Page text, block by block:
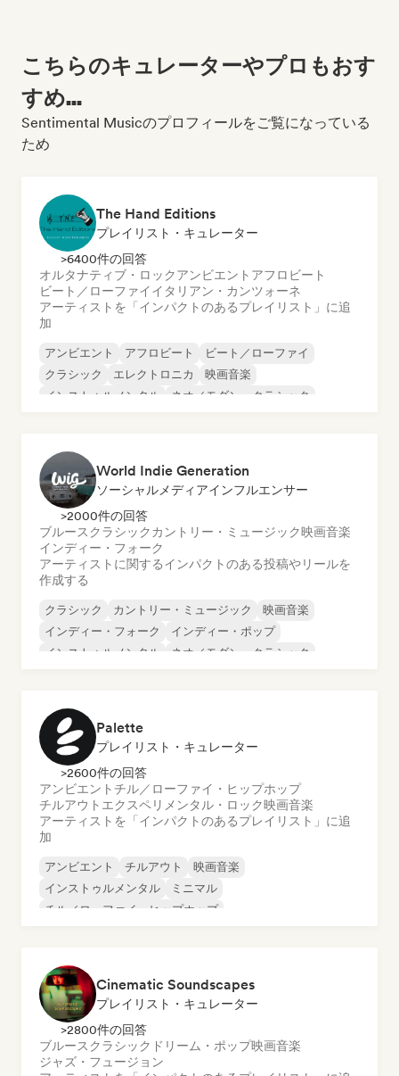
こちらのキュレーターやプロもおす
すめ...
Sentimental Musicのプロフィールをご覧になっている
ため
The Hand Editions
プレイリスト・キュレーター
>6400件の回答
オルタナティブ・ロックアンビエント アフロビート
ビート／ローファイイタリアン・カンツォーネ
アーティストを「インパクトのあるプレイリスト」に追
加
アンビエント アフロビート
ビート／ローファイ
クラシック
エレクトロニカ
映画音楽
インストゥルメンタル
ネオ／モダン・クラシック
World Indie Generation
ソーシャルメディアインフルエンサー
>2000件の回答
ブルースクラシック カントリー・ミュージック映画音楽
インディー・フォーク
アーティストに関するインパクトのある投稿やリールを
作成する
クラシック カントリー・ミュージック
映画音楽
インディー・フォーク
インディー・ポップ
インストゥルメンタル
ネオ／モダン・クラシック
Palette
プレイリスト・キュレーター
>2600件の回答
アンビエント チル／ローファイ・ヒップホップ
チルアウト エクスペリメンタル・ロック映画音楽
アーティストを「インパクトのあるプレイリスト」に追
加
アンビエント チルアウト
映画音楽
インストゥルメンタル
ミニマル
チル／ローファイ・ヒップホップ
Cinematic Soundscapes
プレイリスト・キュレーター
>2800件の回答
ブルースクラシック ドリーム・ポップ映画音楽
ジャズ・フュージョン